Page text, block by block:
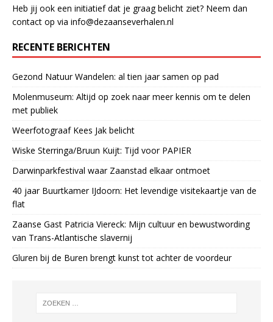
Heb jij ook een initiatief dat je graag belicht ziet? Neem dan
contact op via info@dezaanseverhalen.nl
RECENTE BERICHTEN
Gezond Natuur Wandelen: al tien jaar samen op pad
Molenmuseum: Altijd op zoek naar meer kennis om te delen
met publiek
Weerfotograaf Kees Jak belicht
Wiske Sterringa/Bruun Kuijt: Tijd voor PAPIER
Darwinparkfestival waar Zaanstad elkaar ontmoet
40 jaar Buurtkamer IJdoorn: Het levendige visitekaartje van de
flat
Zaanse Gast Patricia Viereck: Mijn cultuur en bewustwording
van Trans-Atlantische slavernij
Gluren bij de Buren brengt kunst tot achter de voordeur